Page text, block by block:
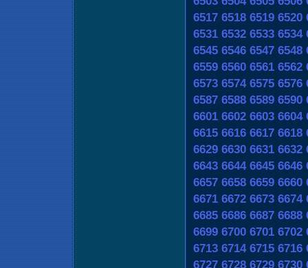
6517 6518 6519 6520
6531 6532 6533 6534
6545 6546 6547 6548
6559 6560 6561 6562
6573 6574 6575 6576
6587 6588 6589 6590
6601 6602 6603 6604
6615 6616 6617 6618
6629 6630 6631 6632
6643 6644 6645 6646
6657 6658 6659 6660
6671 6672 6673 6674
6685 6686 6687 6688
6699 6700 6701 6702
6713 6714 6715 6716
6727 6728 6729 6730